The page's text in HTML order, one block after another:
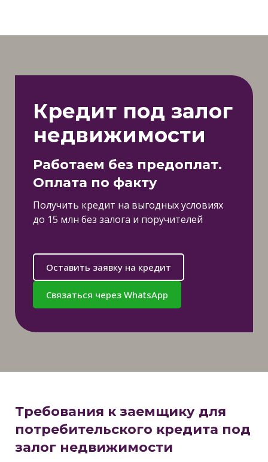
Кредит под залог
недвижимости
Работаем без предоплат.
Оплата по факту
Получить кредит на выгодных условиях
до 15 млн без залога и поручителей
Оставить заявку на кредит
Связаться через WhatsApp
Требования к заемщику для
потребительского кредита под
залог недвижимости